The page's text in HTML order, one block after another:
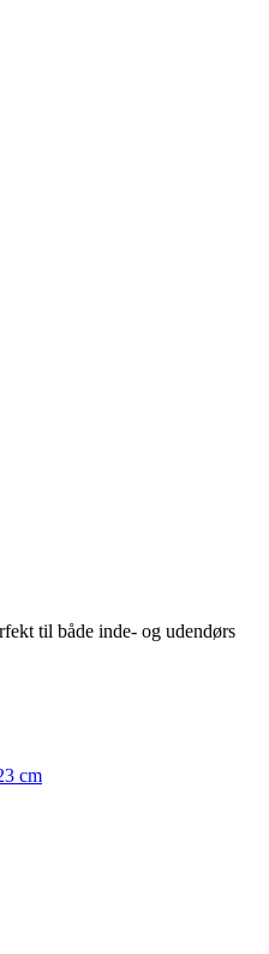
til både inde- og udendørs
cm